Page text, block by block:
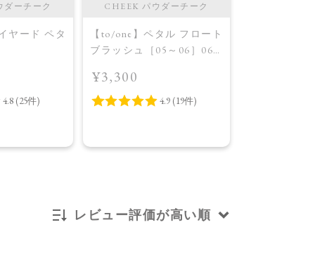
ーチーク
ヤード ペタ
CHEEK パウダーチーク
【to/one】ペタル フロート
ブラッシュ［05～06］06
¥3,300
レビュー評価が高い順